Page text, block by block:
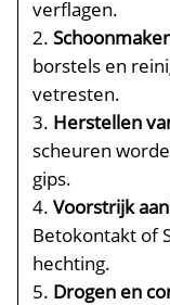
verflagen.​
borstels en
vetresten.​
Herstellen
scheuren
gips.​
Voorstrijk
Betokontakt of
hechting.​
Drogen en